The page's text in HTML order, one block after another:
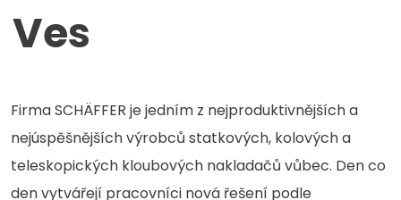
Ves
Firma SCHÄFFER je jedním z nejproduktivnějších a
nejúspěšnějších výrobců statkových, kolových a
teleskopických kloubových nakladačů vůbec. Den co
den vytvářejí pracovníci nová řešení podle